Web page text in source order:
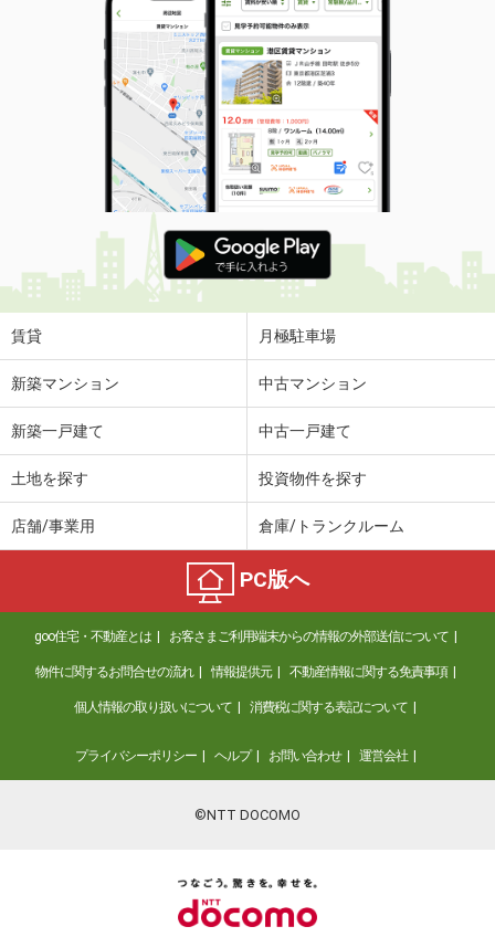
賃貸 月極駐車場
新築マンション 中古マンション
新築一戸建て 中古一戸建て
土地を探す 投資物件を探す
店舗/事業用 倉庫/トランクルーム
PC版へ
goo住宅・不動産とは お客さまご利用端末からの情報の外部送信について
物件に関するお問合せの流れ 情報提供元 不動産情報に関する免責事項
個人情報の取り扱いについて 消費税に関する表記について
プライバシーポリシー ヘルプ お問い合わせ 運営会社
©NTT DOCOMO